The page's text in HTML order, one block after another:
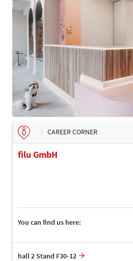
CAREER CORNER
filu GmbH
You can find us here:
hall 2 Stand F30-12